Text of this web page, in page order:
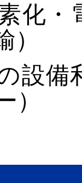
化・
設備
）